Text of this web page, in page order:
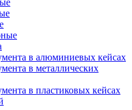
в алюминиевых кейсах
в металлических
в пластиковых кейсах